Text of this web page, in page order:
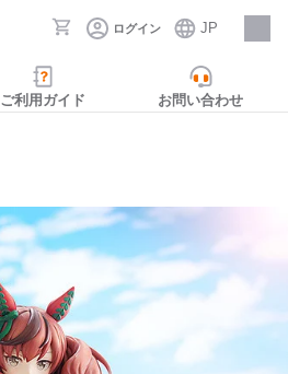
ログイン JP
採用情報
ご利用ガイド お問い合わせ